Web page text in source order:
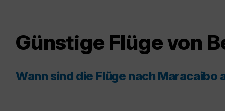
Günstige Flüge von
Wann sind die Flüge nach Maracaibo